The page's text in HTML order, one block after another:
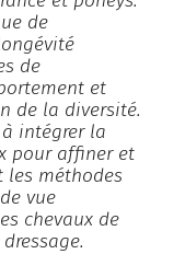
de
de
et
de la diversité.
intégrer la
pour affiner et
les méthodes
vue
chevaux de